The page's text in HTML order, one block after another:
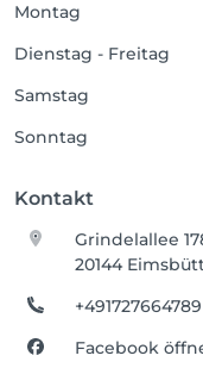
Montag
Dienstag - Freitag
Samstag
Sonntag
Kontakt
Grindelallee
20144
+491727664789
Facebook